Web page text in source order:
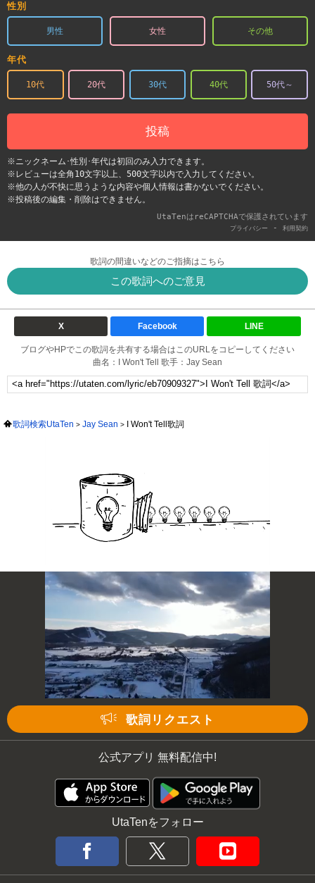
性別
男性 女性 その他
年代
10代 20代 30代 40代 50代～
投稿
※ニックネーム･性別･年代は初回のみ入力できます。
※レビューは全角10文字以上、500文字以内で入力してください。
※他の人が不快に思うような内容や個人情報は書かないでください。
※投稿後の編集・削除はできません。
UtaTenはreCAPTCHAで保護されています
プライバシー - 利用契約
歌詞の間違いなどのご指摘はこちら
この歌詞へのご意見
X Facebook LINE
ブログやHPでこの歌詞を共有する場合はこのURLをコピーしてください
曲名：I Won't Tell 歌手：Jay Sean
歌詞検索UtaTen Jay Sean I Won't Tell歌詞
歌詞リクエスト
公式アプリ 無料配信中!
UtaTenをフォロー